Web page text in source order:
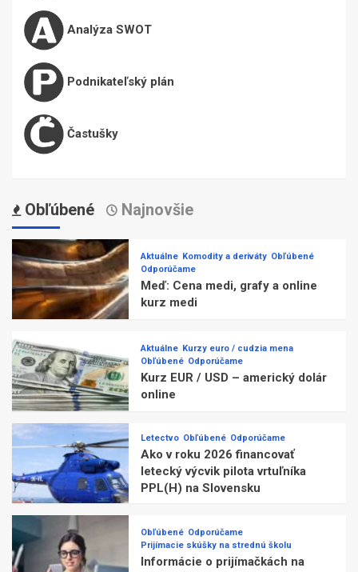
Analýza SWOT
Podnikateľský plán
Častušky
Obľúbené Najnovšie
Aktuálne Komodity a deriváty Obľúbené
Odporúčame
Meď: Cena medi, grafy a online
kurz medi
Aktuálne Kurzy euro / cudzia mena
Obľúbené Odporúčame
Kurz EUR / USD – americký dolár
online
Letectvo Obľúbené Odporúčame
Ako v roku 2026 financovať
letecký výcvik pilota vrtuľníka
PPL(H) na Slovensku
Obľúbené Odporúčame
Prijímacie skúšky na strednú školu
Informácie o prijímačkách na